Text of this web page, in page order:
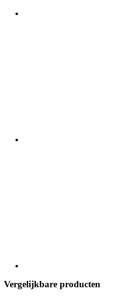
Vergelijkbare producten